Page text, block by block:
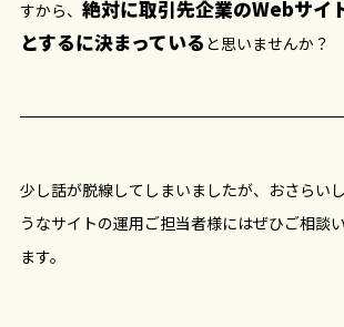
すから、 絶対に取引先企業のWebサイ
とするに決まっている と思いませんか？
少し話が脱線してしまいましたが、おさらい
うなサイトの運用ご担当者様にはぜひご相談
ます。